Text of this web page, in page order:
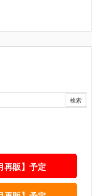
再販】予定